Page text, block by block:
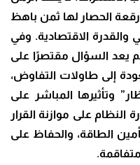
رقعة الحصار لها ثمن باهظ
والقدرة الاقتصادية. وفي
لم يعد السؤال مقتصرًا على
إلى طاولات التفاوض،
وتأثيرها المباشر على
النظام على موازنة القرار
الطاقة، والحفاظ على